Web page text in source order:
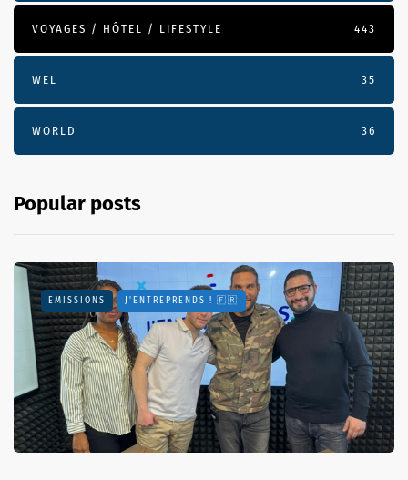
VOYAGES / HÔTEL / LIFESTYLE 443
WEL 35
WORLD 36
Popular posts
EMISSIONS J'ENTREPRENDS ! 🇫🇷